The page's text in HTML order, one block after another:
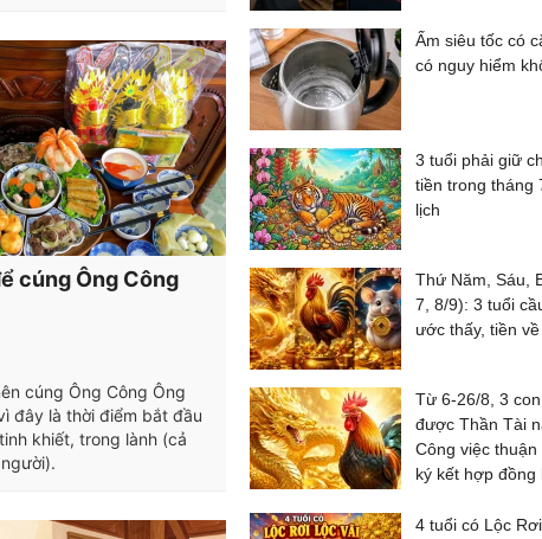
cúng Ông Công
cúng Ông Công Ông
đây là thời điểm bắt đầu
khiết, trong lành (cả
Ấm siêu tốc có
có nguy hiểm
3 tuổi phải giữ
tiền trong tháng
lịch
Thứ Năm, Sáu,
7, 8/9): 3 tuổi
ước thấy, tiền
Từ 6-26/8, 3
được Thần Tài
Công việc thuận
ký kết hợp đồng
4 tuổi có Lộc